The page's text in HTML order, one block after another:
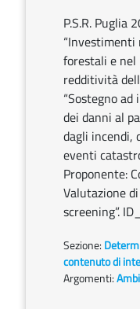
P.S.R. Puglia
“Investimenti
forestali e
redditività
“Sostegno
dei danni al
dagli incendi,
eventi
Proponente:
Valutazione
screening”.
Sezione:
contenuto di
Argomenti: